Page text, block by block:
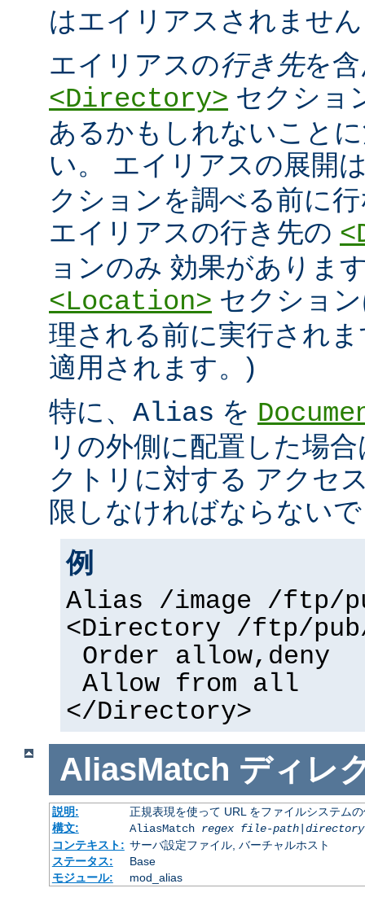
はエイリアスされませ
エイリアスの行き先を
<Directory> セクショ
あるかもしれないこと
い。 エイリアスの展開
クションを調べる前に
エイリアスの行き先の
ョンのみ 効果がありま
<Location> セクショ
理される前に実行され
適用されます。)
特に、 Alias を
リの外側に配置した場
クトリに対する アクセ
限しなければならない
例
Alias /image /ftp/
<Directory /ftp/pub/
Order allow,deny
Allow from all
</Directory>
AliasMatch ディレ
説明:
正規表現を使って URL をファイルシステム
構文:
AliasMatch regex file-path|
コンテキスト: サーバ設定ファイル, バーチャルホスト
ステータス:
Base
モジュール:
mod_alias